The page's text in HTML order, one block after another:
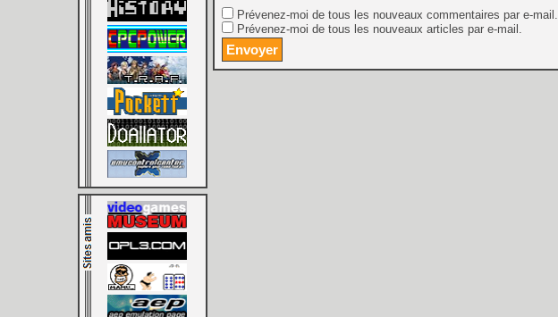
Prévenez-moi de tous les nouveaux commentaires par e-mail.
Prévenez-moi de tous les nouveaux articles par e-mail.